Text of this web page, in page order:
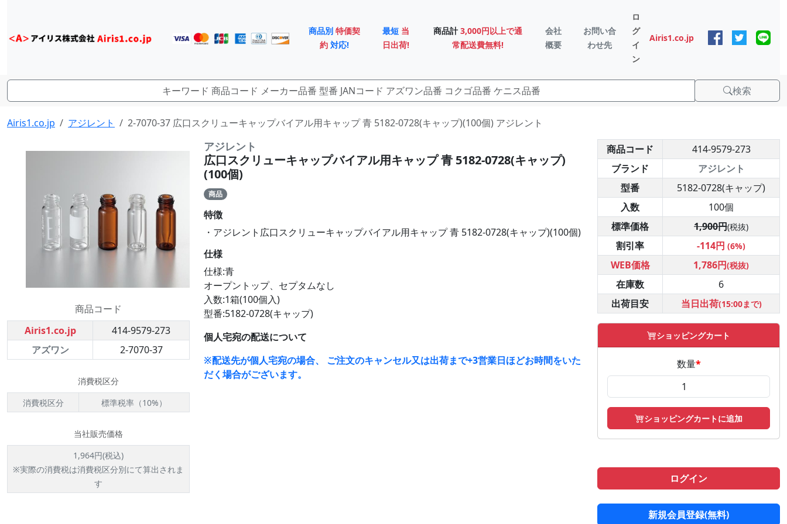
商品別 特価契
約 対応!
最短 当
日出荷!
商品計 3,000円以上で通
常配送費無料!
会社
概要
お問い合
わせ先
ロ
グ
イ
ン
Airis1.co.jp
検索
Airis1.co.jp アジレント 2-7070-37 広口スクリューキャップバイアル用キャップ 青 5182-0728(キャップ)(100個) アジレント
商品コード
Airis1.co.jp
414-9579-273
アズワン
2-7070-37
消費税区分
消費税区分
標準税率（10%）
当社販売価格
1,964円(税込)
※実際の消費税は消費税区分別にて算出されま
す
アジレント
広口スクリューキャップバイアル用キャップ 青 5182-0728(キャップ)
(100個)
商品
特徴
・アジレント広口スクリューキャップバイアル用キャップ 青 5182-0728(キャップ)(100個)
仕様
仕様:青
オープントップ、セプタムなし
入数:1箱(100個入)
型番:5182-0728(キャップ)
個人宅宛の配送について
※配送先が個人宅宛の場合、 ご注文のキャンセル又は出荷まで+3営業日ほどお時間をいた
だく場合がございます。
商品コード
414-9579-273
ブランド
アジレント
型番
5182-0728(キャップ)
入数
100個
標準価格
1,900円(税抜)
割引率 -114円 (6%)
WEB価格 1,786円(税抜)
在庫数
6
出荷目安
当日出荷(15:00まで)
ショッピングカート
数量*
ショッピングカートに追加
ログイン
新規会員登録(無料)